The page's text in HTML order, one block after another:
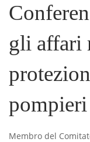
gli affari
Membro del